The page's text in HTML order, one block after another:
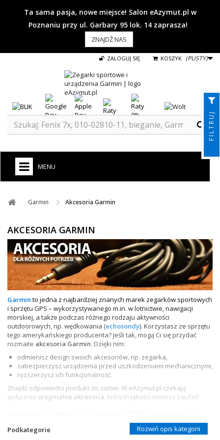
Ta sama pasja, nowe miejsce! Salon eAzymut.pl w
Poznaniu przy ul. Garbary 95 lok. 14 zaprasza!
ZNAJDŹ NAS
KOSZYK (PUSTY)
ZALOGUJ SIĘ
MENU
ZEGARKI DLA DZIECI GARMIN
+
TACX
ELITE
+
SUUNTO
+
POLAR
+
RAM MOUNTS
COROS
VOSTOK EUROPE ZEGARKI
WENGER ZEGARKI
Garmin ​ Akcesoria Garmin
AKCESORIA GARMIN
Garmin to jedna z najbardziej znanych marek zegarków sportowych
i sprzętu GPS – wykorzystywanego m.in. w lotnictwie, nawigacji
morskiej, a także podczas różnego rodzaju aktywności
outdoorowych, np. wędkowania (echosondy). Korzystasz ze sprzętu
tego amerykańskiego producenta? Jeśli tak, mogą Ci się przydać
rozmaite akcesoria Garmin. Dzięki nim:
odmienisz design swoich akcesoriów, np. zegarka,
zabezpieczysz urządzenia przed uszkodzeniami mechanicznymi,
rozszerzysz ich funkcjonalność.
Znajdź odpowiedni produkt do siebie. W eAzymut.pl czekają
wyłącznie oryginalne akcesoria, których jakości możesz zaufać!
Oferujemy rozmaite
akcesoria do zegarków Garmin oraz innego
Rozwiń opis kategorii
Podkategorie
FILTRUJ